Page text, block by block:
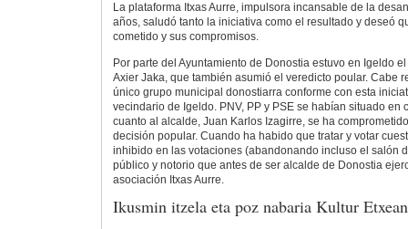
La plataforma Itxas Aurre, impulsora incansable de la
años, saludó tanto la iniciativa como el resultado y deseó
cometido y sus compromisos.
Por parte del Ayuntamiento de Donostia estuvo en Igeldo
Axier Jaka, que también asumió el veredicto poular. Cabe
único grupo municipal donostiarra conforme con esta
vecindario de Igeldo. PNV, PP y PSE se habían situado en
cuanto al alcalde, Juan Karlos Izagirre, se ha
decisión popular. Cuando ha habido que tratar y votar
inhibido en las votaciones (abandonando incluso el salón
público y notorio que antes de ser alcalde de Donostia
asociación Itxas Aurre.
Ikusmin itzela eta poz nabaria Kultur Etxean